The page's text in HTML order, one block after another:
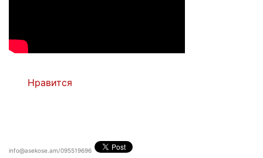
Нравится
info@asekose.am/095519696